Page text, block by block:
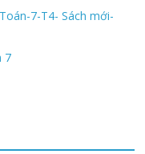
7-T4- Sách mới-
7